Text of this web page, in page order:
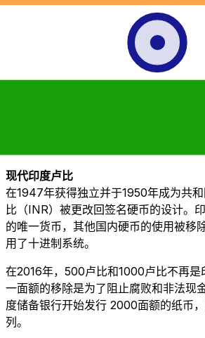
或卢比。殖民前的印度各邦铸造的硬币
但根据其来源地区有所不同。
1825年，英属印度采用了基于卢比的银
现代印度卢比
在1947年获得独立并于1950年成为共
比（INR）被更改回签名硬币的设计。
的唯一货币，其他国内硬币的使用被移
用了十进制系统。
在2016年，500卢比和1000卢比不再是
一面额的移除是为了阻止腐败和非法现
度储备银行开始发行₹ 2000面额的纸币
列。